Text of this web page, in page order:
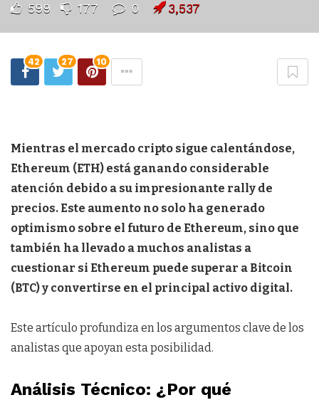
599 177 0 3,537
42 27 10
Mientras el mercado cripto sigue calentándose,
Ethereum (ETH) está ganando considerable
atención debido a su impresionante rally de
precios. Este aumento no solo ha generado
optimismo sobre el futuro de Ethereum, sino que
también ha llevado a muchos analistas a
cuestionar si Ethereum puede superar a Bitcoin
(BTC) y convertirse en el principal activo digital.
Este artículo profundiza en los argumentos clave de los
analistas que apoyan esta posibilidad.
Análisis Técnico: ¿Por qué